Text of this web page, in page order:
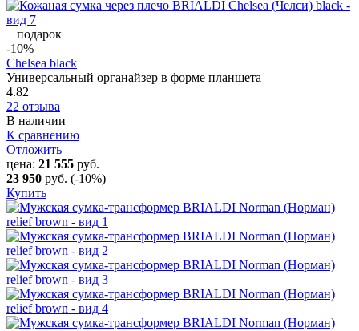
+ подарок
-10%
Chelsea black
Универсальный органайзер в форме планшета
4.82
22 отзыва
В наличии
К сравнению
Отложить
цена: 21 555 руб.
23 950 руб. (-10%)
Купить